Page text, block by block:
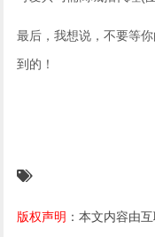
最后，我想说，不要等
到的！
版权声明 ：本文内容由